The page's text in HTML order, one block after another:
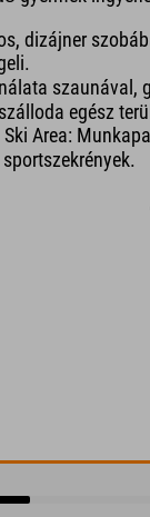
dizájner
egész
Area: